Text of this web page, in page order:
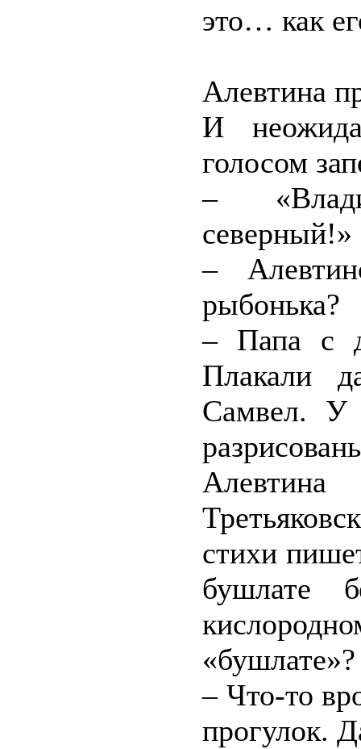
это… как
Алевтина
И
голосом
–
северный!»
–
рыбонька?
– Папа с
Плакали
Самвел. У
стихи
бушлате
«бушлате»?
– Что-то
прогулок.